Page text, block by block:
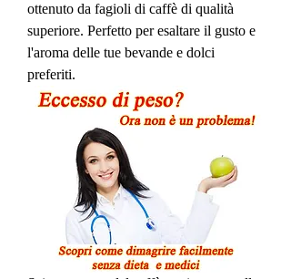
ottenuto da fagioli di caffè di qualità
superiore. Perfetto per esaltare il gusto e
l'aroma delle tue bevande e dolci
preferiti.